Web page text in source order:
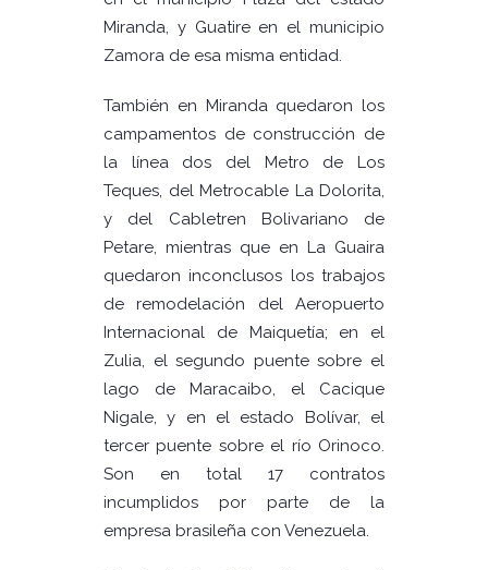
Miranda, y Guatire en el municipio
Zamora de esa misma entidad.
También en Miranda quedaron los
campamentos de construcción de
la línea dos del Metro de Los
Teques, del Metrocable La Dolorita,
y del Cabletren Bolivariano de
Petare, mientras que en La Guaira
quedaron inconclusos los trabajos
de remodelación del Aeropuerto
Internacional de Maiquetía; en el
Zulia, el segundo puente sobre el
lago de Maracaibo, el Cacique
Nigale, y en el estado Bolívar, el
tercer puente sobre el río Orinoco.
Son en total 17 contratos
incumplidos por parte de la
empresa brasileña con Venezuela.